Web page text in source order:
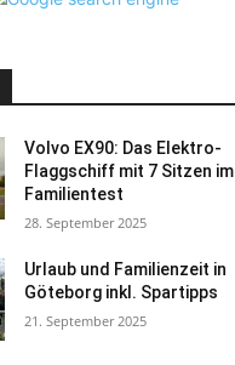
Volvo EX90: Das Elektro-
Flaggschiff mit 7 Sitzen im
Familientest
28. September 2025
Urlaub und Familienzeit in
Göteborg inkl. Spartipps
21. September 2025